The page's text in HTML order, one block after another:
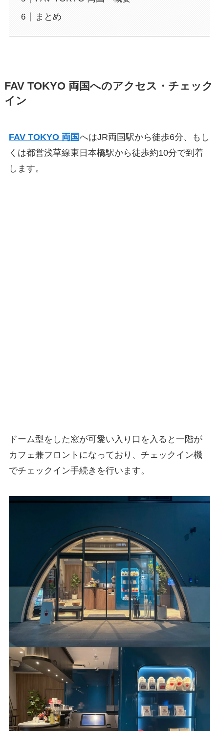
まとめ
FAV TOKYO 両国へのアクセス・チェック
イン
FAV TOKYO 両国 へはJR両国駅から徒歩6分、もし
くは都営浅草線東日本橋駅から徒歩約10分で到着
します。
ドーム型をした窓が可愛い入り口を入ると一階が
カフェ兼フロントになっており、チェックイン機
でチェックイン手続きを行います。